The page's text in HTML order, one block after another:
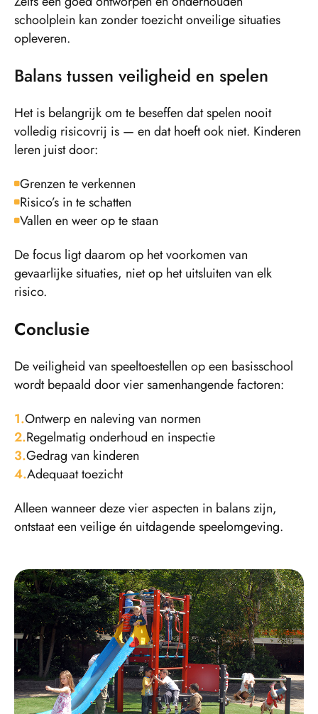
schoolplein kan zonder toezicht onveilige situaties
opleveren.
Balans tussen veiligheid en spelen
Het is belangrijk om te beseffen dat spelen nooit
volledig risicovrij is — en dat hoeft ook niet. Kinderen
leren juist door:
Grenzen te verkennen
Risico’s in te schatten
Vallen en weer op te staan
De focus ligt daarom op het voorkomen van
gevaarlijke situaties, niet op het uitsluiten van elk
risico.
Conclusie
De veiligheid van speeltoestellen op een basisschool
wordt bepaald door vier samenhangende factoren:
Ontwerp en naleving van normen
Regelmatig onderhoud en inspectie
Gedrag van kinderen
Adequaat toezicht
Alleen wanneer deze vier aspecten in balans zijn,
ontstaat een veilige én uitdagende speelomgeving.